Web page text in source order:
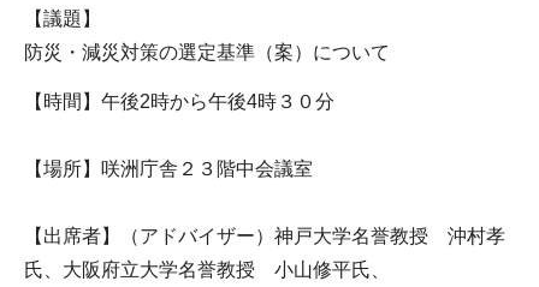
【議題】
防災・減災対策の選定基準（案）について
【時間】午後2時から午後4時３０分
【場所】咲洲庁舎２３階中会議室
【出席者】（アドバイザー）神戸大学名誉教授 沖村孝
氏、大阪府立大学名誉教授 小山修平氏、